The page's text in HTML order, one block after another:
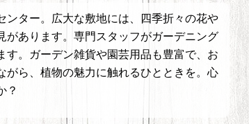
ンター。広大な敷地には、四季折々の花や
があります。専門スタッフがガーデニング
。ガーデン雑貨や園芸用品も豊富で、お
がら、植物の魅力に触れるひとときを。心
？